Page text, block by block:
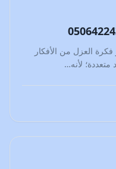
العزل من الأفكار
متعددة؛ لأنه…